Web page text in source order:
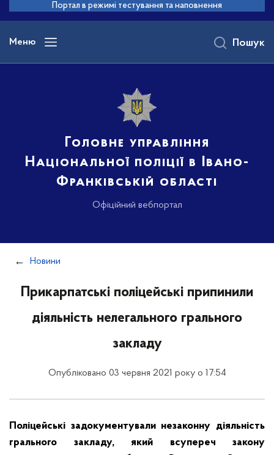
основного
вмісту
Портал в режимі тестування та наповнення
Меню
Головне управління
Національної поліції в Івано-
Франківській області
Офіційний вебпортал
Пошук
Новини
Прикарпатські поліцейські припинили
діяльність нелегального грального
закладу
Опубліковано 03 червня 2021 року о 17:54
Поліцейські задокументували незаконну діяльність
грального закладу, який всупереч закону